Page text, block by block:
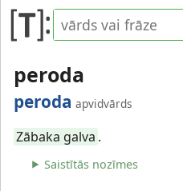
peroda
peroda apvidvārds
Zābaka galva .
Saistītās nozīmes